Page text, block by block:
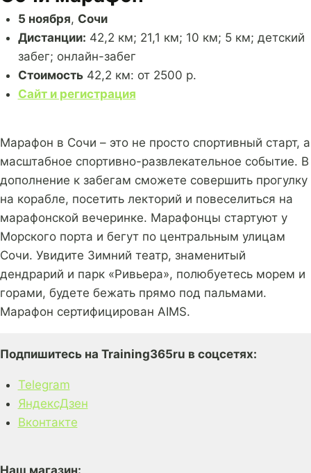
5 ноября, Сочи
Дистанции: 42,2 км; 21,1 км; 10 км; 5 км; детский
забег; онлайн-забег
Стоимость42,2 км: от 2500 р.
Сайт и регистрация
Марафон в Сочи – это не просто спортивный старт, а
масштабное спортивно-развлекательное событие. В
дополнение к забегам сможете совершить прогулку
на корабле, посетить лекторий и повеселиться на
марафонской вечеринке. Марафонцы стартуют у
Морского порта и бегут по центральным улицам
Сочи. Увидите Зимний театр, знаменитый
дендрарий и парк «Ривьера», полюбуетесь морем и
горами, будете бежать прямо под пальмами.
Марафон сертифицирован AIMS.
Подпишитесь на Training365ru в соцсетях:
Telegram
ЯндексДзен
Вконтакте